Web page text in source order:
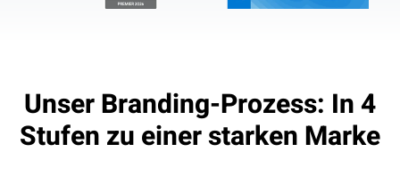
Unser Branding-Prozess: In 4
Stufen zu einer starken Marke